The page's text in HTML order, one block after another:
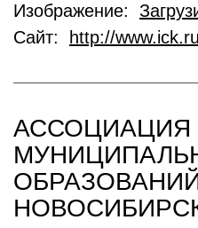
Изображение:
Сайт:
http://www.ick.ru
АССОЦИАЦИЯ